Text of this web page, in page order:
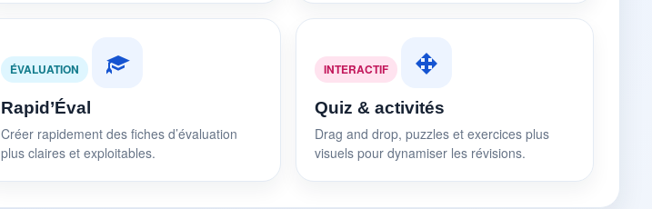
ÉVALUATION
Rapid’Éval
Créer rapidement des fiches d’évaluation
plus claires et exploitables.
INTERACTIF
Quiz & activités
Drag and drop, puzzles et exercices plus
visuels pour dynamiser les révisions.